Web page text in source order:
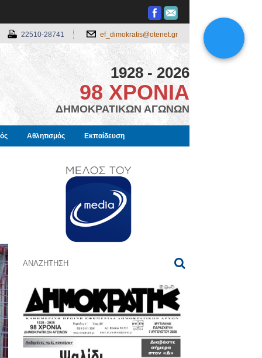
22510-28741 ef_dimokratis@otenet.gr
1928 - 2026
98 ΧΡΟΝΙΑ
ΔΗΜΟΚΡΑΤΙΚΩΝ ΑΓΩΝΩΝ
Αθλητισμός Εκπαίδευση